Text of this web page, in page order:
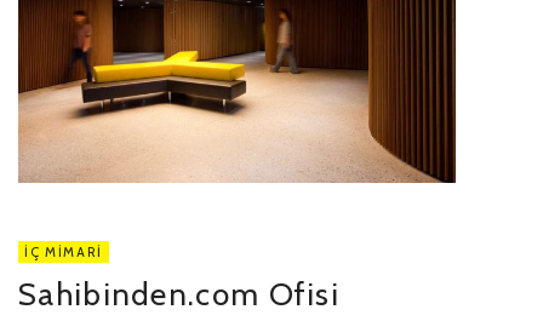
İÇ MIMARI
Sahibinden.com Ofisi